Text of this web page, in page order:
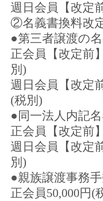
週日会員【改定
②名義書換料改
●第三者譲渡の
正会員【改定前
別)
週日会員【改定
(税別)
●同一法人内記
正会員【改定前
週日会員【改定
別)
●親族譲渡事務
正会員50,000円(